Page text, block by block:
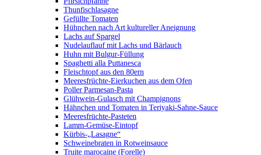
Thunfischlasagne
Gefüllte Tomaten
Hühnchen nach Art kultureller Aneignung
Lachs auf Spargel
Nudelauflauf mit Lachs und Bärlauch
Huhn mit Bulgur-Füllung
Spaghetti alla Puttanesca
Fleischtopf aus den 80ern
Meeresfrüchte-Eierkuchen aus dem Ofen
Poller Parmesan-Pasta
Glühwein-Gulasch mit Champignons
Hähnchen und Tomaten in Teriyaki-Sahne-Sauce
Meeresfrüchte-Pasteten
Lamm-Gemüse-Eintopf
Kürbis-„Lasagne“
Schweinebraten in Rotweinsauce
Truite marocaine (Forelle)